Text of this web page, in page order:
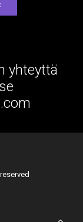
yhteyttä